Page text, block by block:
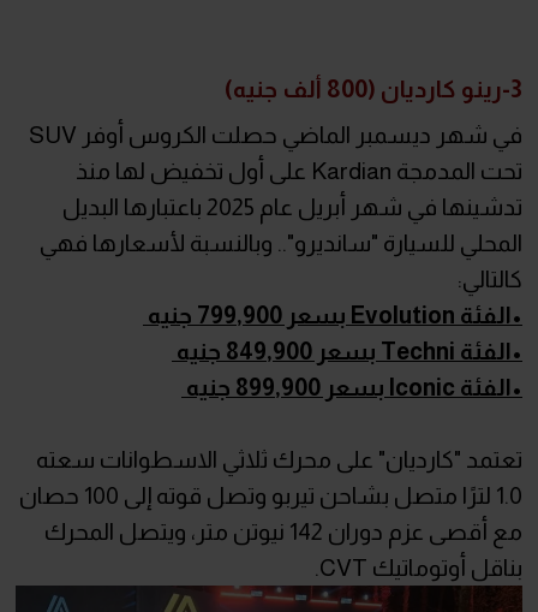
3-رينو كارديان (800 ألف جنيه)
في شهر ديسمبر الماضي حصلت الكروس أوفر SUV
تحت المدمجة Kardian على أول تخفيض لها منذ
تدشينها في شهر أبريل عام 2025 باعتبارها البديل
المحلي للسيارة "سانديرو".. وبالنسبة لأسعارها فهي
كالتالي:
•الفئة Evolution بسعر 799,900 جنيه
•الفئة Techni بسعر 849,900 جنيه
•الفئة Iconic بسعر 899,900 جنيه
تعتمد "كارديان" على محرك ثلاثي الاسطوانات سعته
1.0 لترًا متصل بشاحن تيربو وتصل قوته إلى 100 حصان
مع أقصى عزم دوران 142 نيوتن متر، ويتصل المحرك
بناقل أوتوماتيك CVT.